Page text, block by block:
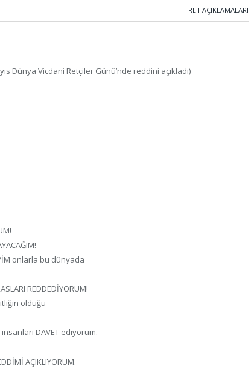
RET AÇIKLAMALARI
Dünya Vicdani Retçiler Günü’nde reddini açıkladı)
onlarla bu dünyada
REDDEDİYORUM!
olduğu
DAVET ediyorum.
AÇIKLIYORUM.